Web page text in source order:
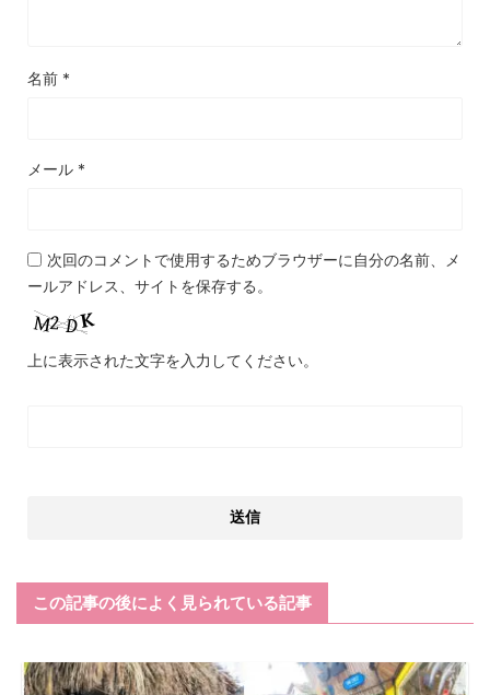
名前 *
メール *
次回のコメントで使用するためブラウザーに自分の名前、メ
ールアドレス、サイトを保存する。
上に表示された文字を入力してください。
この記事の後によく見られている記事